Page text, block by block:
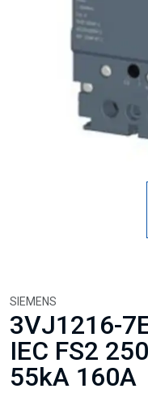
SIEMENS
3VJ1216-
IEC FS2
55kA 160A